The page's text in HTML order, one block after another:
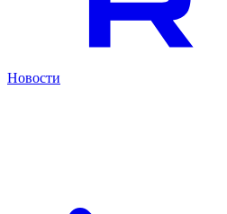
Новости